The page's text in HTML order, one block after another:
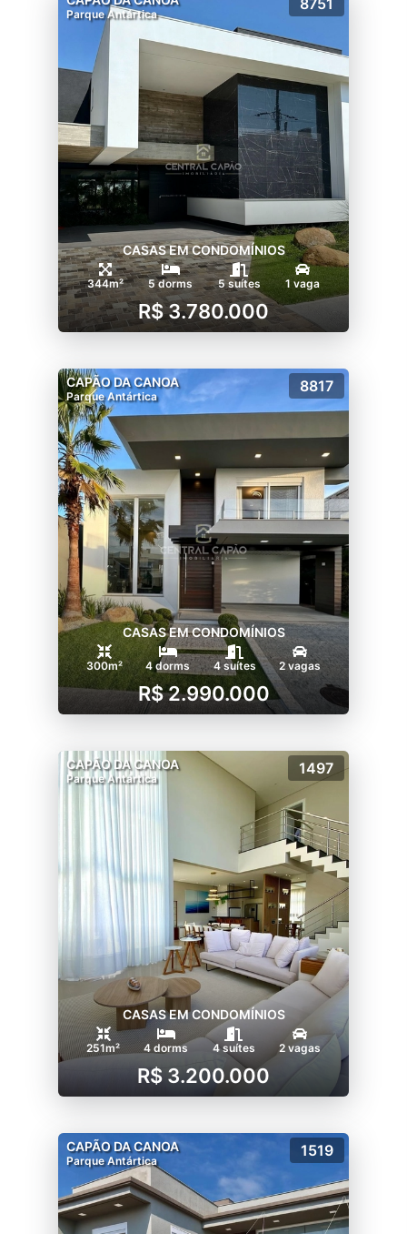
Parque Antártica
8751
CASAS EM CONDOMÍNIOS
344m² 5 dorms 5 suítes 1 vaga
R$ 3.780.000
CAPÃO DA CANOA
Parque Antártica
8817
CASAS EM CONDOMÍNIOS
300m² 4 dorms 4 suítes 2 vagas
R$ 2.990.000
CAPÃO DA CANOA
Parque Antártica
1497
CASAS EM CONDOMÍNIOS
251m² 4 dorms 4 suítes 2 vagas
R$ 3.200.000
CAPÃO DA CANOA
Parque Antártica
1519